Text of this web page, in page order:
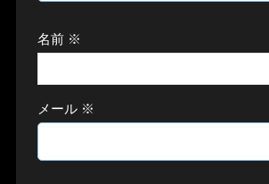
名前 ※
メール ※